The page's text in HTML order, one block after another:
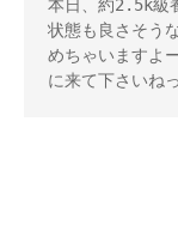
本日、約2.5k級
状態も良さそう
めちゃいますよ
に来て下さいね